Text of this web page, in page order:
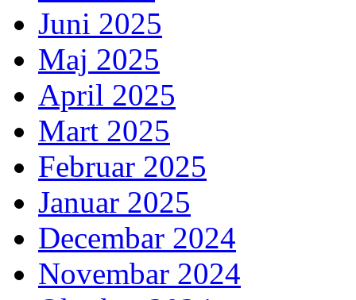
Juni 2025
Maj 2025
April 2025
Mart 2025
Februar 2025
Januar 2025
Decembar 2024
Novembar 2024